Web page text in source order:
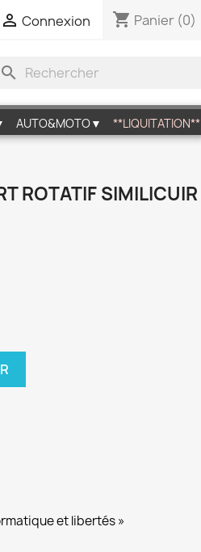
 Connexion shopping_cart Panier (0)
search
AUTO&MOTO▼ **LIQUITATION**
ROTATIF SIMILICUIR
et libertés »